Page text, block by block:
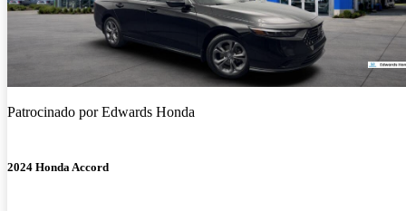
Patrocinado porEdwards Honda
2024 Honda Accord